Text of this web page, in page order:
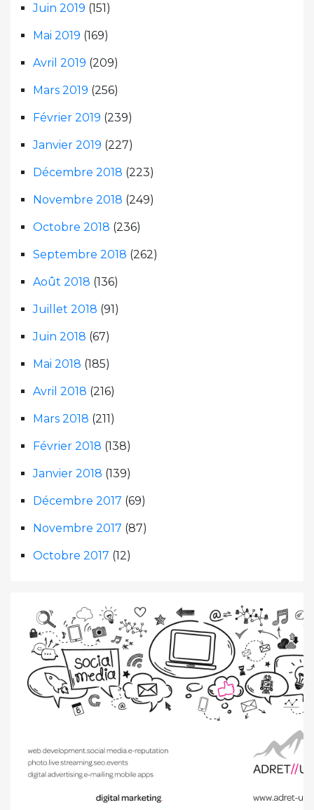
Juin 2019 (151)
Mai 2019 (169)
Avril 2019 (209)
Mars 2019 (256)
Février 2019 (239)
Janvier 2019 (227)
Décembre 2018 (223)
Novembre 2018 (249)
Octobre 2018 (236)
Septembre 2018 (262)
Août 2018 (136)
Juillet 2018 (91)
Juin 2018 (67)
Mai 2018 (185)
Avril 2018 (216)
Mars 2018 (211)
Février 2018 (138)
Janvier 2018 (139)
Décembre 2017 (69)
Novembre 2017 (87)
Octobre 2017 (12)